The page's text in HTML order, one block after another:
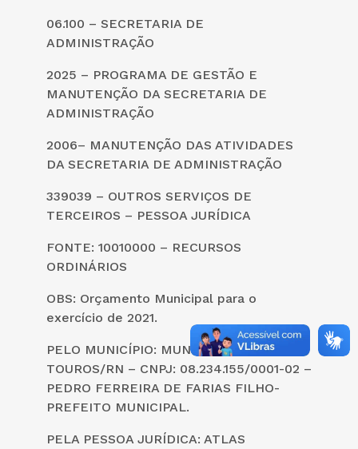
06.100 – SECRETARIA DE
ADMINISTRAÇÃO
2025 – PROGRAMA DE GESTÃO E
MANUTENÇÃO DA SECRETARIA DE
ADMINISTRAÇÃO
2006– MANUTENÇÃO DAS ATIVIDADES
DA SECRETARIA DE ADMINISTRAÇÃO
339039 – OUTROS SERVIÇOS DE
TERCEIROS – PESSOA JURÍDICA
FONTE: 10010000 – RECURSOS
ORDINÁRIOS
OBS: Orçamento Municipal para o
exercício de 2021.
PELO MUNICÍPIO: MUNICÍPIO DE
TOUROS/RN – CNPJ: 08.234.155/0001-02 –
PEDRO FERREIRA DE FARIAS FILHO-
PREFEITO MUNICIPAL.
PELA PESSOA JURÍDICA: ATLAS